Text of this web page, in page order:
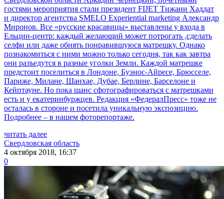
гостями мероприятия стали президент FIJET Тижани Хаддат
и директор агентства SMELO Experiential marketing Александр
Миронов. Все «русские красавицы» выставлены у входа в
Ельцин-центр: каждый желающий может потрогать ,сделать
селфи или даже обнять понравившуюся матрешку. Однако
познакомиться с ними можно только сегодня, так как завтра
они разъедутся в разные уголки Земли. Каждой матрешке
предстоит поселиться в Лондоне, Буэнос-Айресе, Брюсселе,
Париже, Милане, Шанхае, Дубае, Берлине, Барселоне и
Кейптауне. Но пока шанс сфотографироваться с матрешками
есть и у екатеринбуржцев. Редакция «ФедералПресс» тоже не
осталась в стороне и посетила уникальную экспозицию.
Подробнее – в нашем фоторепортаже.
читать далее
Свердловская область
4 октября 2018, 16:37
0